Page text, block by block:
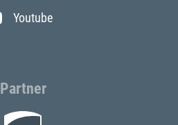
Youtube
Partner